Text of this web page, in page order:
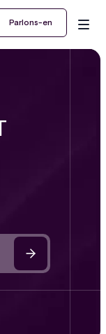
Parlons-en